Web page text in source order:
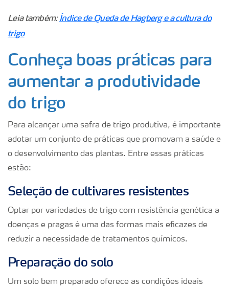
Leia também: Índice de Queda de Hagberg e a cultura do
trigo
Conheça boas práticas para
aumentar a produtividade
do trigo
Para alcançar uma safra de trigo produtiva, é importante
adotar um conjunto de práticas que promovam a saúde e
o desenvolvimento das plantas. Entre essas práticas
estão:
Seleção de cultivares resistentes
Optar por variedades de trigo com resistência genética a
doenças e pragas é uma das formas mais eficazes de
reduzir a necessidade de tratamentos químicos.
Preparação do solo
Um solo bem preparado oferece as condições ideais